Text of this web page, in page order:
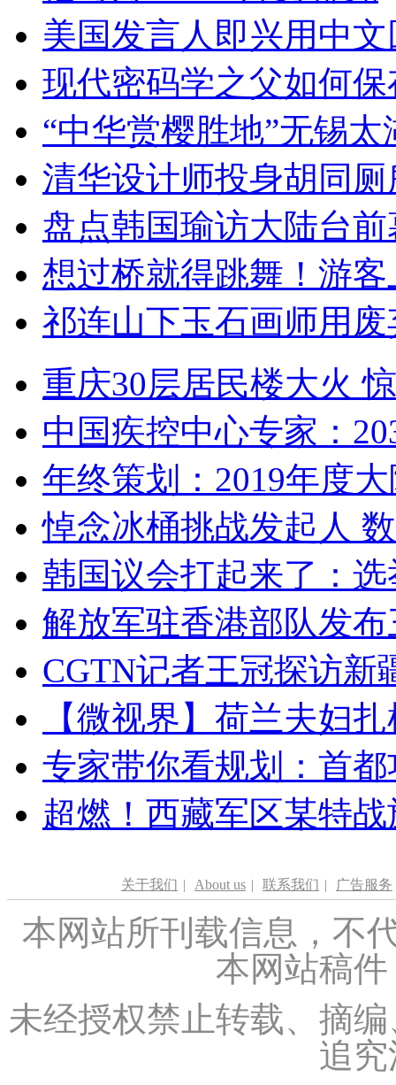
美国发言人即兴用中
现代密码学之父如何
“中华赏樱胜地”无锡
清华设计师投身胡同
盘点韩国瑜访大陆台
想过桥就得跳舞！游客
祁连山下玉石画师用
重庆30层居民楼大火
中国疾控中心专家：
年终策划：2019年度
悼念冰桶挑战发起人
韩国议会打起来了：
解放军驻香港部队发
CGTN记者王冠探访新
【微视界】荷兰夫妇
专家带你看规划：首
超燃！西藏军区某特
关于我们 | About us | 联系我们 | 广告服务
本网站所刊载信息，不
本网站稿
未经授权禁止转载、摘
追